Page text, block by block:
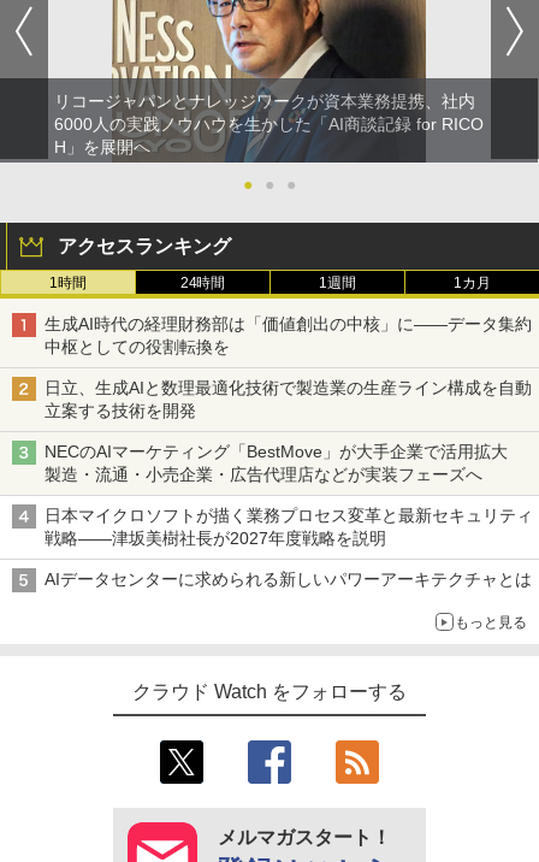
リコージャパンとナレッジワークが資本業務提携、社内
6000人の実践ノウハウを生かした「AI商談記録 for RICO
H」を展開へ
●
● ●
アクセスランキング
1時間 24時間 1週間 1カ月
生成AI時代の経理財務部は「価値創出の中核」に――データ集約
中枢としての役割転換を
日立、生成AIと数理最適化技術で製造業の生産ライン構成を自動
立案する技術を開発
NECのAIマーケティング「BestMove」が大手企業で活用拡大
製造・流通・小売企業・広告代理店などが実装フェーズへ
日本マイクロソフトが描く業務プロセス変革と最新セキュリティ
戦略――津坂美樹社長が2027年度戦略を説明
AIデータセンターに求められる新しいパワーアーキテクチャとは
もっと見る
クラウド Watch をフォローする
メルマガスタート！